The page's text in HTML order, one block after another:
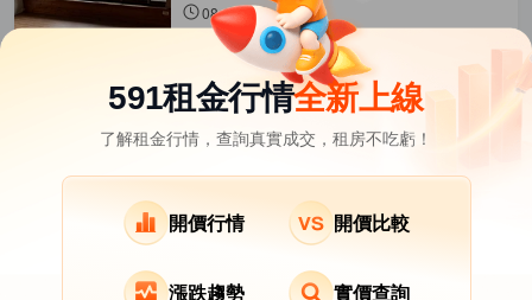
08-06發佈
12,000元/月
距鳳山西 高雄橘線 328公尺
其它租屋 熱門在租社區
橋頭區租屋
小港區租屋
591租金行情全新上線
了解租金行情，查詢真實成交，租房不吃虧！
開價行情 開價比較
漲跌趨勢 實價查詢